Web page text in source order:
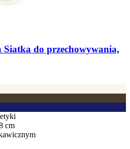
Siatka do przechowywania,
cm